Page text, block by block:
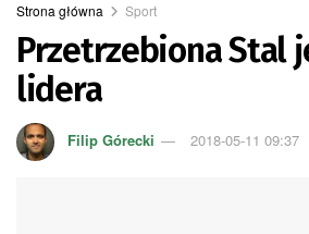
Strona główna Sport
Przetrzebiona Stal
lidera
Filip Górecki 2018-05-11 09:37